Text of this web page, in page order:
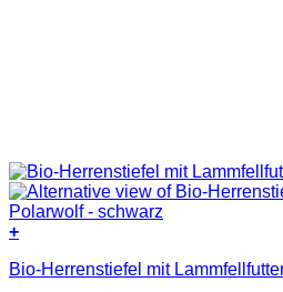
+
Produkt
Bio-Herrenstiefel mit